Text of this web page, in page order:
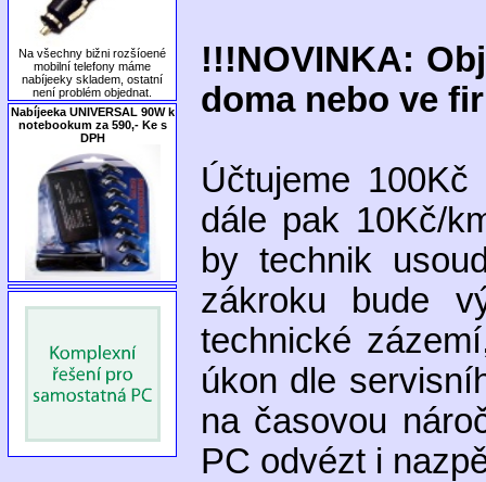
Na všechny bižni rozšíoené
mobilní telefony máme
nabíjeeky skladem, ostatní
není problém objednat.
Nabíjeeka UNIVERSAL 90W k
notebookum za 590,- Ke s
DPH
!!!NOVINKA:
doma nebo ve
Účtujeme
dále pak 10Kč/
by technik
zákroku bude
technické
úkon dle
na časovou
PC odvézt i